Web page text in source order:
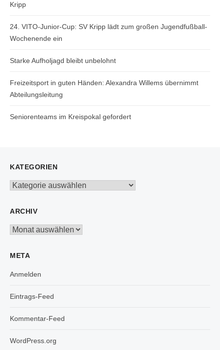
Kripp
24. VITO-Junior-Cup: SV Kripp lädt zum großen Jugendfußball-
Wochenende ein
Starke Aufholjagd bleibt unbelohnt
Freizeitsport in guten Händen: Alexandra Willems übernimmt
Abteilungsleitung
Seniorenteams im Kreispokal gefordert
KATEGORIEN
Kategorien
ARCHIV
Archiv
META
Anmelden
Eintrags-Feed
Kommentar-Feed
WordPress.org